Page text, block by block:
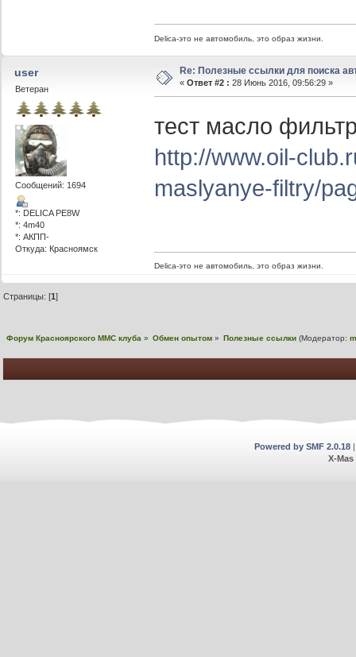
Delica-это не автомобиль, это образ жизни.
user
Ветеран
Сообщений: 1694
*: DELICA PE8W
*: 4m40
*: АКПП-
Откуда: Красноямск
Re: Полезные ссылки для поиска
« Ответ #2 : 28 Июнь 2016, 09:56:29 »
тест масло
http://www.oil-
maslyanye-filtry/
Delica-это не автомобиль, это образ жизни.
Страницы: [1]
Форум Красноярского MMC клуба » Обмен опытом » Полезные ссылки (Модератор:
Powered by SMF 2.0.18
X-Mas